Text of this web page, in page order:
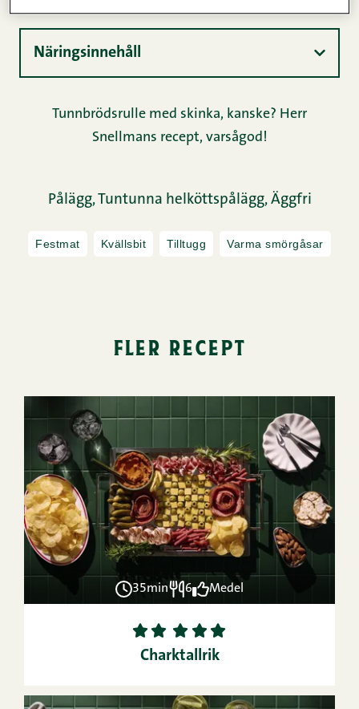
Näringsinnehåll
Tunnbrödsrulle med skinka, kanske? Herr
Snellmans recept, varsågod!
Pålägg,Tuntunna helköttspålägg, Äggfri
Festmat Kvällsbit Tilltugg Varma smörgåsar
fler recept
35min 6 Medel
1 2 3 4
5
Charktallrik